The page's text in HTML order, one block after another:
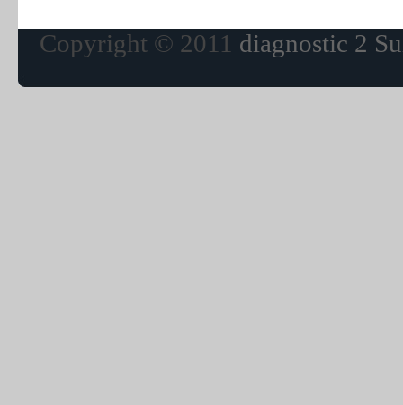
Copyright © 2011 diagnostic 2